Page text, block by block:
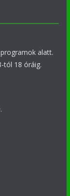
alatt.
tól 18 óráig.